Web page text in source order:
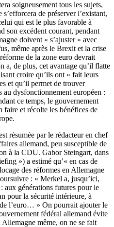
soigneusement tous les sujets,
de préserver l’existant,
qui est le plus favorable à
son excédent courant, pendant
doivent « s’ajuster » avec
même après le Brexit et la crise
de la zone euro devrait
a, de plus, cet avantage qu’il flatte
croire qu’ils ont « fait leurs
et qu’il permet de trouver
au dysfonctionnement européen :
ce temps, le gouvernement
faire et récolte les bénéfices de
résumée par le rédacteur en chef
allemand, peu susceptible de
à la CDU. Gabor Steingart, dans
») a estimé qu’« en cas de
des réformes en Allemagne
: « Merkel a, jusqu’ici,
aux générations futures pour le
pour la sécurité intérieure, à
l’euro… » On pourrait ajouter le
fédéral allemand évite
même, on ne se fait